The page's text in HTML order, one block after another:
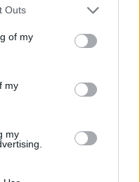
one or more Google
You may click to
its third-party tags to
in below Google
Outs
of my
my
my
őket dolgozni, hagyni
az esélyt a csapatnak és